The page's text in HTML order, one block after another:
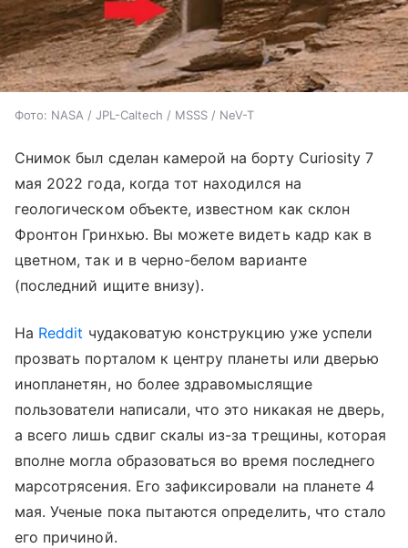
Фото: NASA / JPL-Caltech / MSSS / NeV-T
Снимок был сделан камерой на борту Curiosity 7
мая 2022 года, когда тот находился на
геологическом объекте, известном как склон
Фронтон Гринхью. Вы можете видеть кадр как в
цветном, так и в черно-белом варианте
(последний ищите внизу).
На Reddit чудаковатую конструкцию уже успели
прозвать порталом к центру планеты или дверью
инопланетян, но более здравомыслящие
пользователи написали, что это никакая не дверь,
а всего лишь сдвиг скалы из-за трещины, которая
вполне могла образоваться во время последнего
марсотрясения. Его зафиксировали на планете 4
мая. Ученые пока пытаются определить, что стало
его причиной.